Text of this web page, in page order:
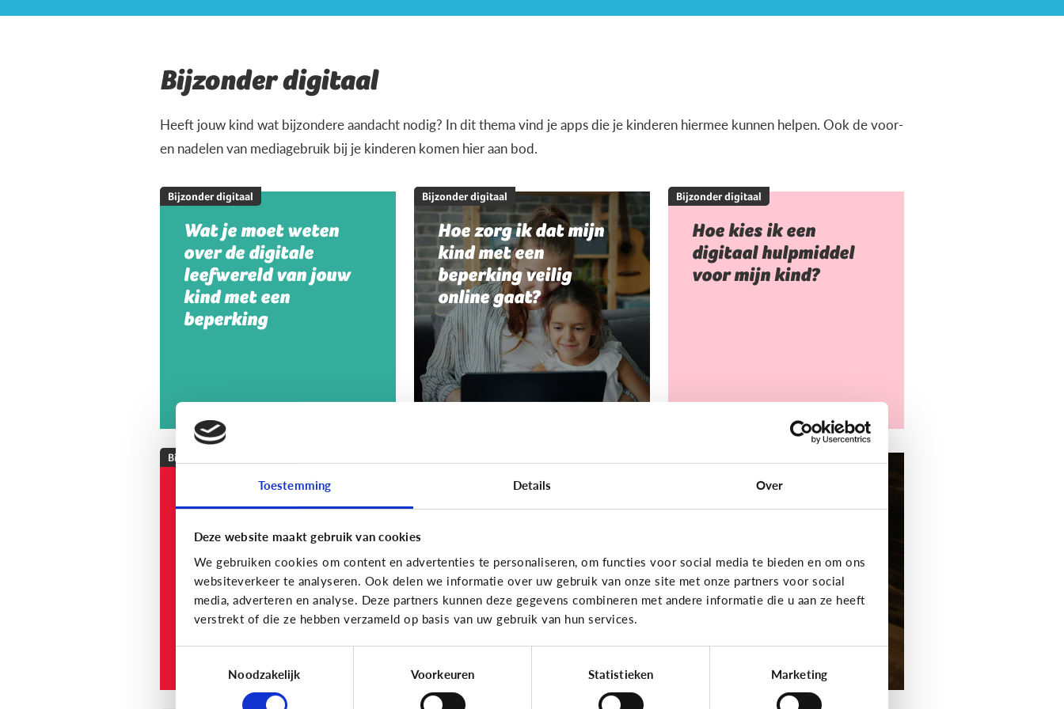
Toestemming Details Over
Deze website maakt gebruik van cookies
We gebruiken cookies om content en advertenties te personaliseren, om functies voor social media te bieden en om ons
websiteverkeer te analyseren. Ook delen we informatie over uw gebruik van onze site met onze partners voor social
media, adverteren en analyse. Deze partners kunnen deze gegevens combineren met andere informatie die u aan ze heeft
verstrekt of die ze hebben verzameld op basis van uw gebruik van hun services.
Noodzakelijk
Voorkeuren Statistieken Marketing
Bijzonder digitaal
Heeft jouw kind wat bijzondere aandacht nodig? In dit thema vind je apps die je kinderen hiermee kunnen helpen. Ook de voor-
en nadelen van mediagebruik bij je kinderen komen hier aan bod.
Bijzonder digitaal
Wat je moet weten
over de digitale
leefwereld van jouw
kind met een
beperking
Bijzonder digitaal
Hoe zorg ik dat mijn
kind met een
beperking veilig
online gaat?
Bijzonder digitaal
Hoe kies ik een
digitaal hulpmiddel
voor mijn kind?
Bijzonder digitaal
Mijn kind is
slechthorend of doof.
Welke apps of
toepassingen kunnen
helpen?
Mijn kind is
slechtziend of blind.
toepassingen kunnen
helpen?
Mijn kind heeft moeite
met schrijven en
of toepassingen
kunnen helpen?